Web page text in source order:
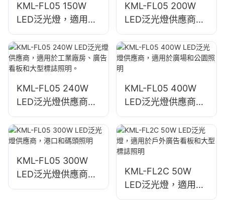
KML-FL05 150W
LED泛光燈，適用於
停車場和倉儲區域照
明
KML-FL05 200W
LED泛光燈供應商，
緊急和災害救援現場
照明
KML-FL05 240W
LED泛光燈供應商，
適用於工業廠房、廣
告看板和大型標誌照
明。
KML-FL05 400W
LED泛光燈供應商，
適用於廣場和公園照
明
KML-FL05 300W
LED泛光燈供應商，
港口和碼頭照明
KML-FL2C 50W
LED泛光燈，適用於